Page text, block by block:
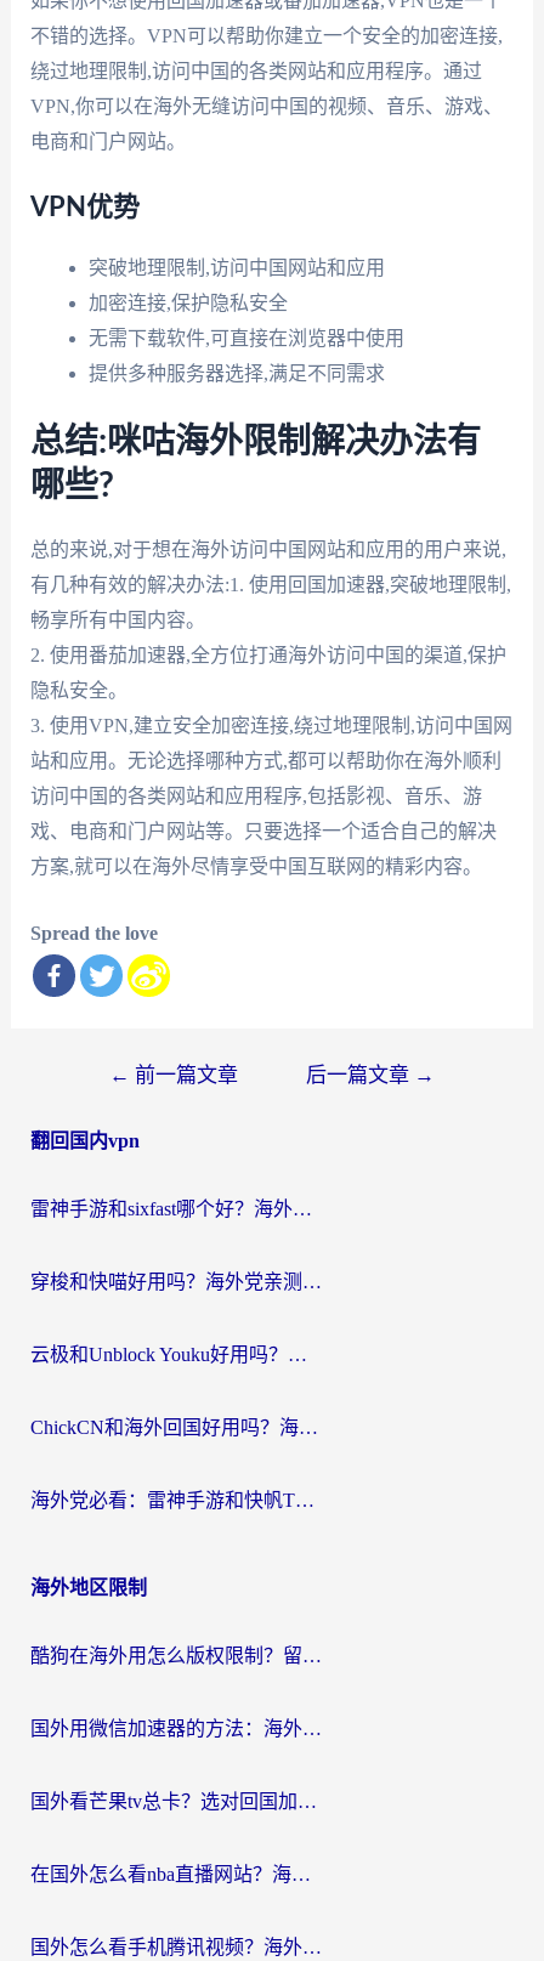
不错的选择。VPN可以帮助你建立一个安全的加密连接,
绕过地理限制,访问中国的各类网站和应用程序。通过
VPN,你可以在海外无缝访问中国的视频、音乐、游戏、
电商和门户网站。
VPN优势
突破地理限制,访问中国网站和应用
加密连接,保护隐私安全
无需下载软件,可直接在浏览器中使用
提供多种服务器选择,满足不同需求
总结:咪咕海外限制解决办法有
哪些?
总的来说,对于想在海外访问中国网站和应用的用户来说,
有几种有效的解决办法:1. 使用回国加速器,突破地理限制,
畅享所有中国内容。
2. 使用番茄加速器,全方位打通海外访问中国的渠道,保护
隐私安全。
3. 使用VPN,建立安全加密连接,绕过地理限制,访问中国网
站和应用。无论选择哪种方式,都可以帮助你在海外顺利
访问中国的各类网站和应用程序,包括影视、音乐、游
戏、电商和门户网站等。只要选择一个适合自己的解决
方案,就可以在海外尽情享受中国互联网的精彩内容。
Spread the love
导
← 前一篇文章 后一篇文章 →
翻回国内vpn
雷神手游和sixfast哪个好？海外党亲测3款回国加速器，教你选对不踩坑
穿梭和快喵好用吗？海外党亲测：小众加速器对比+番茄加速器深度体验
云极和Unblock Youku好用吗？海外党亲测+2026回国加速器避坑指南
ChickCN和海外回国好用吗？海外党2026亲测：从手游到影音，选对加速器的3个关键
海外党必看：雷神手游和快帆TV版好用吗？3步选对回国加速器不踩坑
海外地区限制
酷狗在海外用怎么版权限制？留学生亲测：3步解决听国内音乐难题
国外用微信加速器的方法：海外党无缝连接国内生活的实用指南
国外看芒果tv总卡？选对回国加速器，轻松追《浪姐》不费劲
在国外怎么看nba直播网站？海外党专属体育观赛指南，告别地区限制！
国外怎么看手机腾讯视频？海外党亲测有效的追剧加速器选择指南